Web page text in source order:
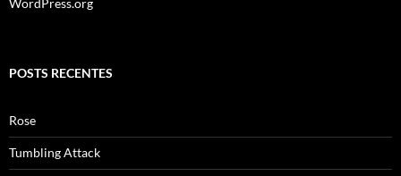
WordPress.org
POSTS RECENTES
Rose
Tumbling Attack